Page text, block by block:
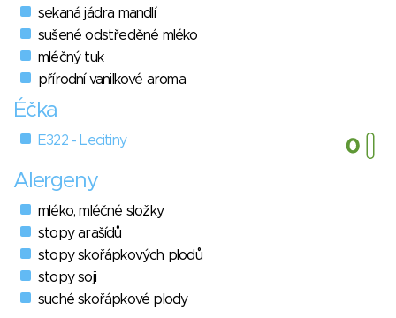
sekaná jádra mandlí
sušené odstředěné mléko
mléčný tuk
přírodní vanilkové aroma
Éčka
E322 - Lecitiny
Alergeny
mléko, mléčné složky
stopy arašídů
stopy skořápkových plodů
stopy soji
suché skořápkové plody